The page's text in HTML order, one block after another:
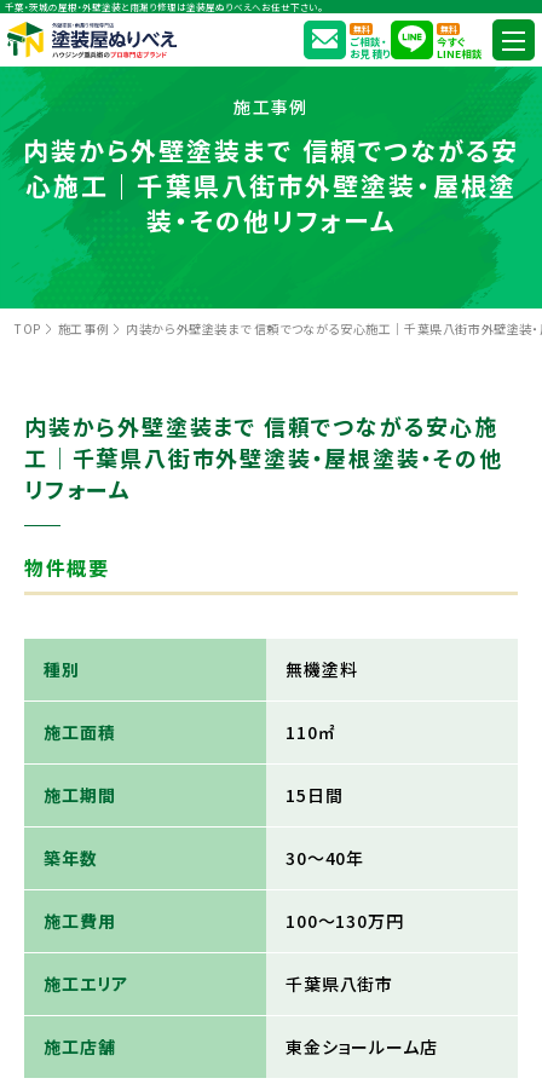
千葉・茨城の屋根・外壁塗装と雨漏り修理は塗装屋ぬりべえへお任せ下さい。
無料
ご相談・
お見積り
無料
今すぐ
LINE相談
施工事例
内装から外壁塗装まで 信頼でつながる安
心施工｜千葉県八街市外壁塗装・屋根塗
装・その他リフォーム
TOP 施工事例 内装から外壁塗装まで 信頼でつながる安心施工｜千葉県八街市外壁塗装・
内装から外壁塗装まで 信頼でつながる安心施
工｜千葉県八街市外壁塗装・屋根塗装・その他
リフォーム
物件概要
種別 無機塗料
施工面積 110㎡
施工期間 15日間
築年数 30～40年
施工費用 100～130万円
施工エリア 千葉県八街市
施工店舗 東金ショールーム店